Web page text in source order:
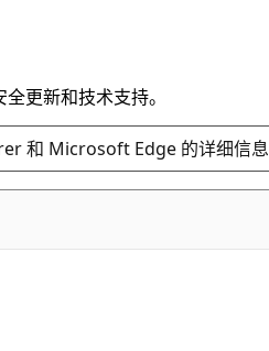
更新和技术支持。
和 Microsoft Edge 的详细信息